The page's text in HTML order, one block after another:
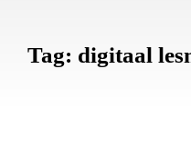
Tag: digitaal